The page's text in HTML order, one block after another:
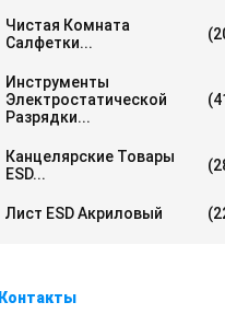
Чистая Комната
Салфетки...
Инструменты
Электростатической
Разрядки...
Канцелярские Товары
ESD...
Лист ESD Акриловый
Контакты